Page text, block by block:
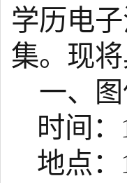
学历电
集。现
一、图
时间：
地点：